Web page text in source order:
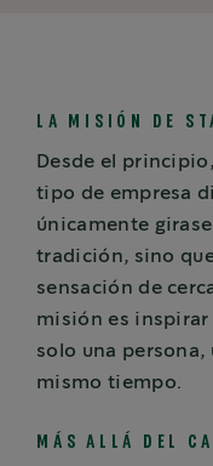
LA MISIÓN DE
Desde el
tipo de empresa
únicamente
tradición, sino
sensación de
misión es
solo una persona,
mismo tiempo.
MÁS ALLÁ DEL